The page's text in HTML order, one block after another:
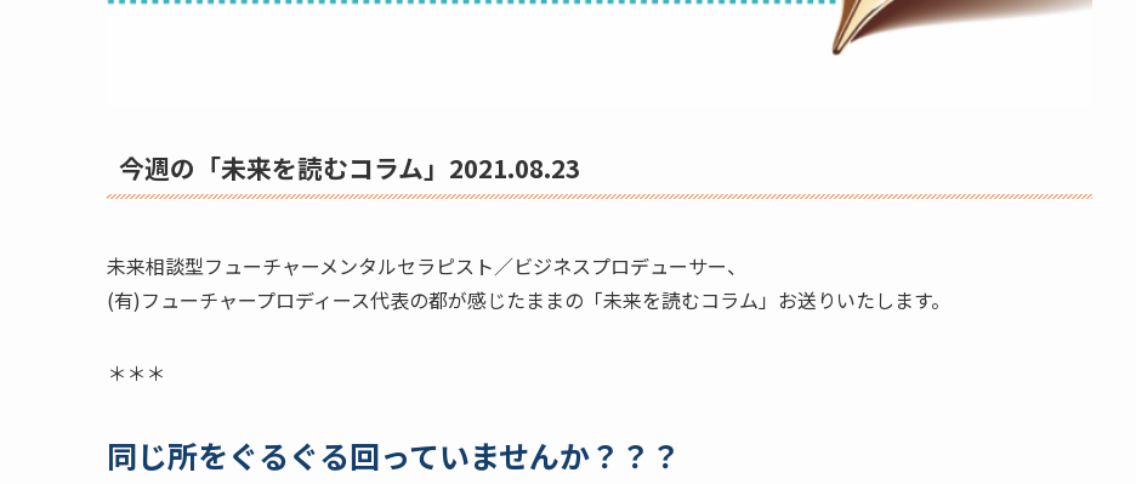
今週の「未来を読むコラム」2021.08.23
未来相談型フューチャーメンタルセラピスト／ビジネスプロデューサー、
(有)フューチャープロディース代表の都が感じたままの「未来を読むコラム」お送りいたします。
＊＊＊
同じ所をぐるぐる回っていませんか？？？